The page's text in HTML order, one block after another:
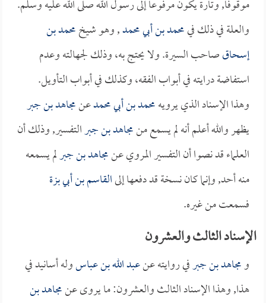
موقوفاً, وتارة يكون مرفوعاً إلى رسول الله صلى الله عليه وسلم.
والعلة في ذلك فيمحمد بن أبي محمد, وهو شيخمحمد بن
إسحاقصاحب السيرة. ولا يحتج به، وذلك لجهالته وعدم
استفاضة درايته في أبواب الفقه، وكذلك في أبواب التأويل.
وهذا الإسناد الذي يرويهمحمد بن أبي محمدعنمجاهد بن جبر
يظهر والله أعلم أنه لم يسمع منمجاهد بن جبرالتفسير, وذلك أن
العلماء قد نصوا أن التفسير المروي عنمجاهد بن جبرلم يسمعه
منه أحد, وإنما كان نسخة قد دفعها إلىالقاسم بن أبي بزة
فسمعت من غيره.
الإسناد الثالث والعشرون
ومجاهد بن جبرفي روايته عنعبد الله بن عباسوله أسانيد في
هذا, وهذا الإسناد الثالث والعشرون: ما يروى عنمجاهد بن